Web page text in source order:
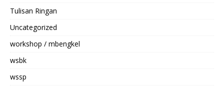
Tulisan Ringan
Uncategorized
workshop / mbengkel
wsbk
wssp